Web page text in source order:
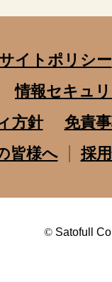
サイトポリシー
情報セキュ
方針
免責
皆様へ
採
© Satofull